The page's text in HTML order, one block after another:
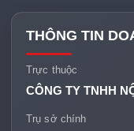
THÔNG TIN
Trực thuộc
CÔNG TY TNHH
Trụ sở chính